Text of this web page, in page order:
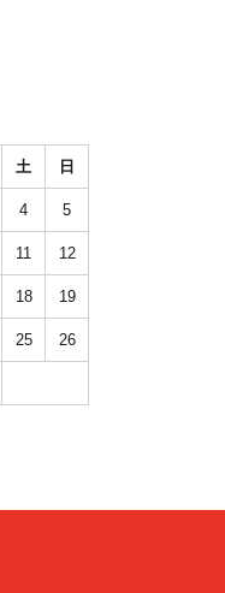
土 日
4 5
11 12
18 19
25 26